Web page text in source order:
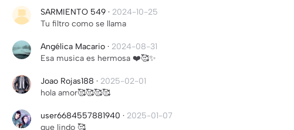
SARMIENTO 549 · 2024-10-25
Tu filtro como se llama
Angélica Macario · 2024-08-31
Esa musica es hermosa ❤️🥰✨
Joao Rojas188 · 2025-02-01
hola amor🥰🥰🥰🥰
user6684557881940 · 2025-01-07
que lindo 🥰